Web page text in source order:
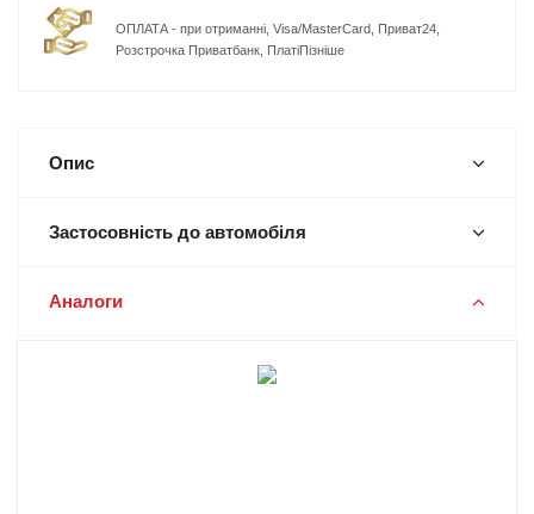
ОПЛАТА - при отриманні, Visa/MasterCard, Приват24,
Розстрочка Приватбанк, ПлатіПізніше
Опис
Застосовність до автомобіля
Аналоги